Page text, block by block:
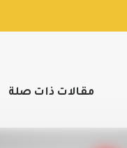
مقالات ذات صلة